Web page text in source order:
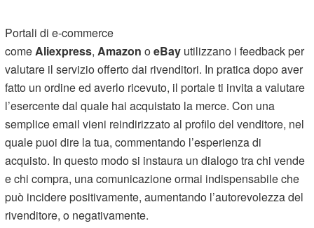
Portali di e-commerce
come Aliexpress, Amazon oeBay utilizzano i feedback per
valutare il servizio offerto dai rivenditori. In pratica dopo aver
fatto un ordine ed averlo ricevuto, il portale ti invita a valutare
l’esercente dal quale hai acquistato la merce. Con una
semplice email vieni reindirizzato al profilo del venditore, nel
quale puoi dire la tua, commentando l’esperienza di
acquisto. In questo modo si instaura un dialogo tra chi vende
e chi compra, una comunicazione ormai indispensabile che
può incidere positivamente, aumentando l’autorevolezza del
rivenditore, o negativamente.